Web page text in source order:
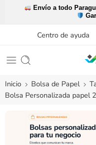
Envío a todo
Centro de ayuda
Inicio Bolsa de Papel
Bolsa Personalizada papel